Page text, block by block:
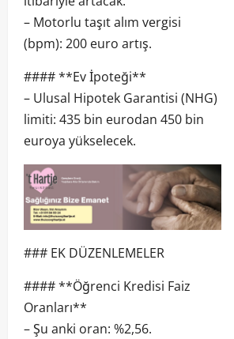
– Motorlu taşıt alım vergisi
(bpm): 200 euro artış.
#### **Ev İpoteği**
– Ulusal Hipotek Garantisi (NHG)
limiti: 435 bin eurodan 450 bin
euroya yükselecek.
### EK DÜZENLEMELER
#### **Öğrenci Kredisi Faiz
Oranları**
– Şu anki oran: %2,56.